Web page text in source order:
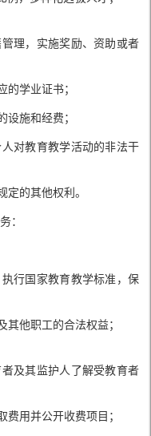
，实施奖励、资助或者
应的学业证书；
的设施和经费；
教育教学活动的非法干
定的其他权利。
：
国家教育教学标准，保
他职工的合法权益；
其监护人了解受教育者
；
用并公开收费项目；